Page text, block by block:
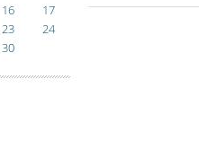
16
17
23
24
30